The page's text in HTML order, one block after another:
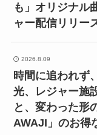
も」オリジナル
ャー配信リリー
2026.8.09
時間に追われず
光、レジャー施
と、変わった形
AWAJI」のお得